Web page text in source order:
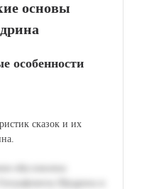
основы
особенности
сказок и их